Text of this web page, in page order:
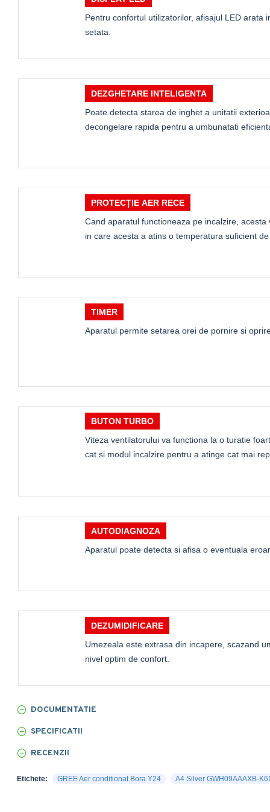
Pentru confortul utilizatorilor, afisajul LED arata
setata.
DEZGHETARE INTELIGENTA
Poate detecta starea de inghet a unitatii
decongelare rapida pentru a umbunatati
PROTECȚIE AER RECE
Cand aparatul functioneaza pe incalzire,
in care acesta a atins o temperatura suficient
TIMER
Aparatul permite setarea orei de pornire si
BUTON TURBO
Viteza ventilatorului va functiona la o turatie
cat si modul incalzire pentru a atinge cat mai
AUTODIAGNOZA
Aparatul poate detecta si afisa o eventuala
DEZUMIDIFICARE
Umezeala este extrasa din incapere, scazand
nivel optim de confort.
DOCUMENTATIE
SPECIFICATII
RECENZII
Etichete: GREE Aer conditionat Bora Y24 A4 Silver GWH09AAAXB-